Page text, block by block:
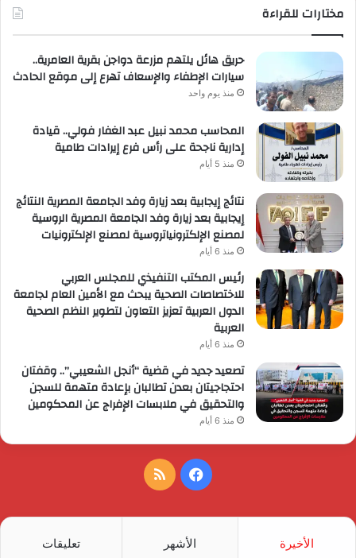
مختارات للقراءة
حريق هائل يلتهم مزرعة دواجن بقرية العامرية..
سيارات الإطفاء والإسعاف تهرع إلى موقع الحادث
منذ يوم واحد
المحاسب محمد نبيل عبد الغفار فولي.. قيادة
إدارية ناجحة على رأس فرع إيرادات طامية
منذ 5 أيام
نتائج إيجابية بعد زيارة وفد الجامعة المصرية النتائج
إيجابية بعد زيارة وفد الجامعة المصرية الروسية
لمصنع الإلكترونياتروسية لمصنع الإلكترونيات
منذ 6 أيام
رئيس المكتب التنفيذي للمجلس العربي
للاختصاصات الصحية يبحث مع الأمين العام لجامعة
الدول العربية تعزيز التعاون لتطوير النظم الصحية
العربية
منذ 6 أيام
تصعيد جديد في قضية “أنجل الشعيبي”.. وقفتان
احتجاجيتان بعدن تطالبان بإعادة متهمة للسجن
والتحقيق في ملابسات الإفراج عن المحكومين
منذ 6 أيام
فيسبوكملخص
الأخيرة الأشهر تعليقات